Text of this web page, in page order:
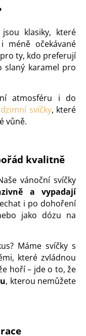
klasiky, které
očekávané
ty, kdo preferují
slaný karamel pro
atmosféru i do
svíčky, které
vůně.
kvalitně
vánoční svíčky
a vypadají
i po dohoření
jako dózu na
Máme svíčky s
které zvládnou
hoří – jde o to, že
, kterou nemůžete